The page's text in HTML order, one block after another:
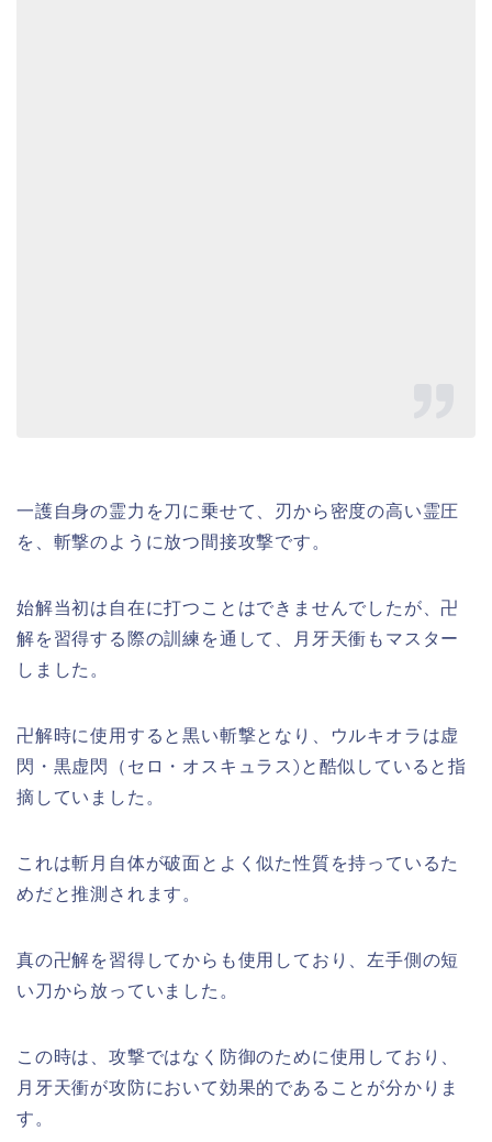
一護自身の霊力を刀に乗せて、刃から密度の高い霊圧
を、斬撃のように放つ間接攻撃です。
始解当初は自在に打つことはできませんでしたが、卍
解を習得する際の訓練を通して、月牙天衝もマスター
しました。
卍解時に使用すると黒い斬撃となり、ウルキオラは虚
閃・黒虚閃（セロ・オスキュラス)と酷似していると指
摘していました。
これは斬月自体が破面とよく似た性質を持っているた
めだと推測されます。
真の卍解を習得してからも使用しており、左手側の短
い刀から放っていました。
この時は、攻撃ではなく防御のために使用しており、
月牙天衝が攻防において効果的であることが分かりま
す。